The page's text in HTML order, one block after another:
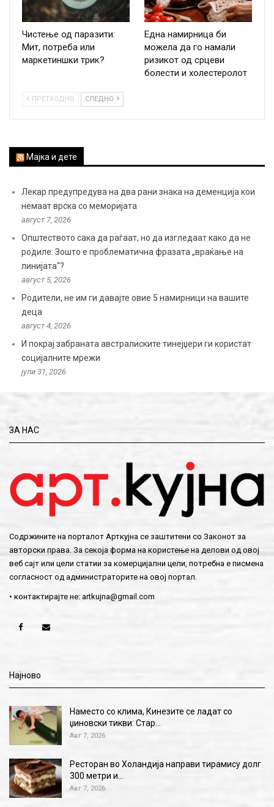
Чистење од паразити:
Мит, потреба или
маркетиншки трик?
Една намирница би
можела да го намали
ризикот од срцеви
болести и холестеролот
ПРЕТХОДНО СЛЕДНО
Мајка и дете
Лекар предупредува на два рани знака на деменција кои
немаат врска со меморијата
август 7, 2026
Општеството сака да раѓаат, но да изгледаат како да не
родиле: Зошто е проблематична фразата „враќање на
линијата“?
август 5, 2026
Родители, не им ги давајте овие 5 намирници на вашите
деца
август 4, 2026
И покрај забраната австралиските тинејџери ги користат
социјалните мрежи
јули 31, 2026
ЗА НАС
Содржините на порталот Арткујна се заштитени со Законот за
авторски права. За секоја форма на користење на делови од овој
веб сајт или цели статии за комерцијални цели, потребна е писмена
согласност од администраторите на овој портал.
• контактирајте не: artkujna@gmail.com
Најново
Наместо со клима, Кинезите се ладат со
џиновски тикви: Стар…
Авг 7, 2026
Ресторан во Холандија направи тирамису долг
300 метри и…
Авг 7, 2026